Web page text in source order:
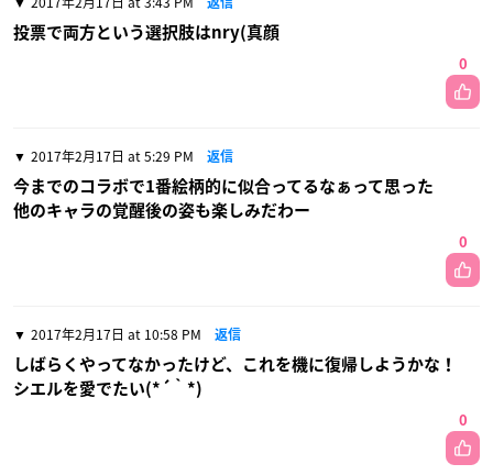
投票で両方という選択肢はnry(真顔
0
2017年2月17日 at 5:29 PM 返信
今までのコラボで1番絵柄的に似合ってるなぁって思った
他のキャラの覚醒後の姿も楽しみだわー
0
2017年2月17日 at 10:58 PM 返信
しばらくやってなかったけど、これを機に復帰しようかな！
シエルを愛でたい(*´｀*)
0